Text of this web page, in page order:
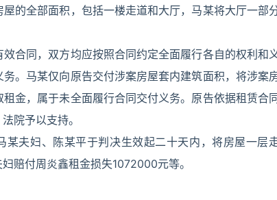
的全部面积，包括一楼走道和大厅，马某将大厅一部
合同，双方均应按照合同约定全面履行各自的权利和
。马某仅向原告交付涉案房屋套内建筑面积，将涉案
金，属于未全面履行合同交付义务。原告依据租赁合
院予以支持。
夫妇、陈某平于判决生效起二十天内，将房屋一层
赔付周炎鑫租金损失1072000元等。